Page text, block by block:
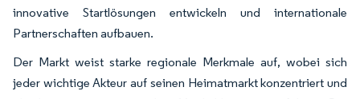
innovative Startlösungen entwickeln und internationale
Partnerschaften aufbauen.
Der Markt weist starke regionale Merkmale auf, wobei sich
jeder wichtige Akteur auf seinen Heimatmarkt konzentriert und